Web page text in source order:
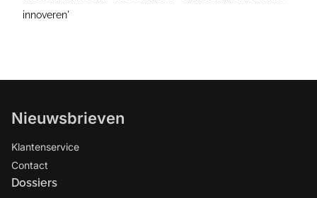
innoveren'
Nieuwsbrieven
Klantenservice
Contact
Dossiers